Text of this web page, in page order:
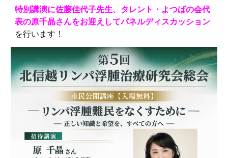
特別講演に佐藤佳代子先生、タレント・よつばの会代
表の原千晶さんをお迎えしてパネルディスカッション
を行います！